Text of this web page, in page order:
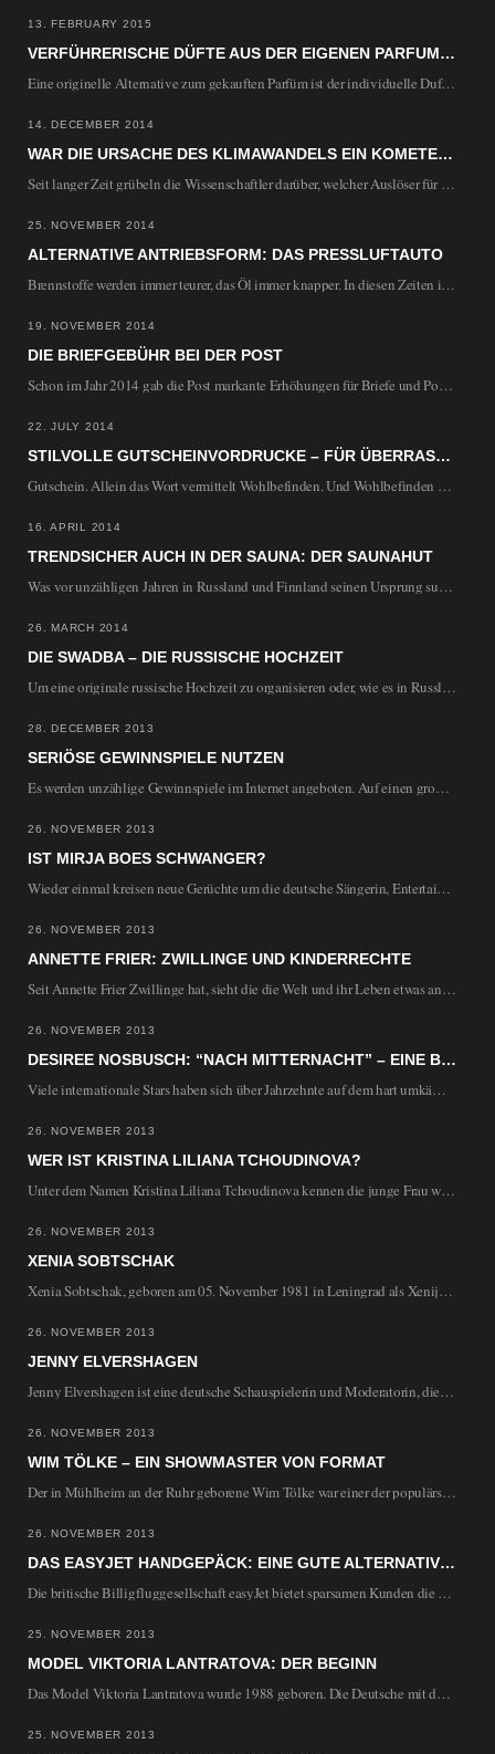
13. FEBRUARY 2015
VERFÜHRERISCHE DÜFTE AUS DER EIGENEN PARFUM-KÜCHE: PARFUMHERSTELLUNG ZUHAUSE
Eine originelle Alternative zum gekauften Parfüm ist der individuelle Duft aus der eigenen Küche. Nach…
14. DECEMBER 2014
WAR DIE URSACHE DES KLIMAWANDELS EIN KOMETENEINSCHLAG?
Seit langer Zeit grübeln die Wissenschaftler darüber, welcher Auslöser für den dramatischen Klimawandel vor 13.000…
25. NOVEMBER 2014
ALTERNATIVE ANTRIEBSFORM: DAS PRESSLUFTAUTO
Brennstoffe werden immer teurer, das Öl immer knapper. In diesen Zeiten ist es wichtig alternative…
19. NOVEMBER 2014
DIE BRIEFGEBÜHR BEI DER POST
Schon im Jahr 2014 gab die Post markante Erhöhungen für Briefe und Porto bekannt. Auch…
22. JULY 2014
STILVOLLE GUTSCHEINVORDRUCKE – FÜR ÜBERRASCHUNGEN ALLER ART
Gutschein. Allein das Wort vermittelt Wohlbefinden. Und Wohlbefinden wünscht sich jedermann. Mit einem Gutschein verschenken…
16. APRIL 2014
TRENDSICHER AUCH IN DER SAUNA: DER SAUNAHUT
Was vor unzähligen Jahren in Russland und Finnland seinen Ursprung suchte, findet sich mehr denn…
26. MARCH 2014
DIE SWADBA – DIE RUSSISCHE HOCHZEIT
Um eine originale russische Hochzeit zu organisieren oder, wie es in Russland genannt wird, eine…
28. DECEMBER 2013
SERIÖSE GEWINNSPIELE NUTZEN
Es werden unzählige Gewinnspiele im Internet angeboten. Auf einen großen oder wenigsten kleinen Gewinn hofft…
26. NOVEMBER 2013
IST MIRJA BOES SCHWANGER?
Wieder einmal kreisen neue Gerüchte um die deutsche Sängerin, Entertainerin und Schauspielerin Mija Boes. Man…
26. NOVEMBER 2013
ANNETTE FRIER: ZWILLINGE UND KINDERRECHTE
Seit Annette Frier Zwillinge hat, sieht die die Welt und ihr Leben etwas anders, eine…
26. NOVEMBER 2013
DESIREE NOSBUSCH: “NACH MITTERNACHT” – EINE BLEIBENDE ERINNERUNG
Viele internationale Stars haben sich über Jahrzehnte auf dem hart umkämpften Filmmarkt gehalten und sind…
26. NOVEMBER 2013
WER IST KRISTINA LILIANA TCHOUDINOVA?
Unter dem Namen Kristina Liliana Tchoudinova kennen die junge Frau wohl allenfalls gute, alte Freunde.…
26. NOVEMBER 2013
XENIA SOBTSCHAK
Xenia Sobtschak, geboren am 05. November 1981 in Leningrad als Xenija Anatoljewna Sobtschak, ist die…
26. NOVEMBER 2013
JENNY ELVERSHAGEN
Jenny Elvershagen ist eine deutsche Schauspielerin und Moderatorin, die auch immer wieder durch ihr Privatleben…
26. NOVEMBER 2013
WIM TÖLKE – EIN SHOWMASTER VON FORMAT
Der in Mühlheim an der Ruhr geborene Wim Tölke war einer der populärsten Showmaster der…
26. NOVEMBER 2013
DAS EASYJET HANDGEPÄCK: EINE GUTE ALTERNATIVE?
Die britische Billigfluggesellschaft easyJet bietet sparsamen Kunden die Möglichkeit, kostenlos ein Handgepäckstück mitzunehmen, sofern die…
25. NOVEMBER 2013
MODEL VIKTORIA LANTRATOVA: DER BEGINN
Das Model Viktoria Lantratova wurde 1988 geboren. Die Deutsche mit den russischen Wurzeln stammt ursprünglich…
25. NOVEMBER 2013